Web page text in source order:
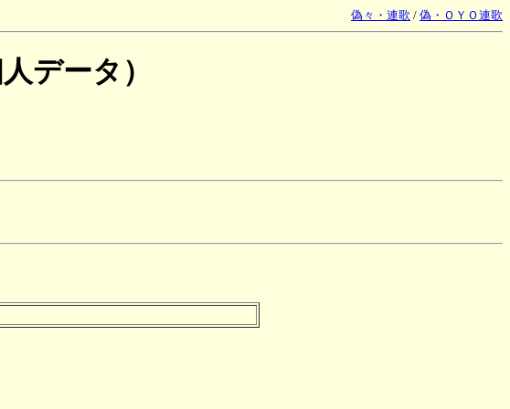
偽々・連歌 / 偽・ＯＹＯ連歌
データ）